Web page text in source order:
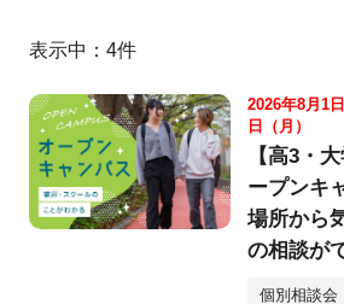
表示中： 4件
2026年8月1
日（月）
【高3・
ープンキ
場所から
の相談が
＞
個別相談会